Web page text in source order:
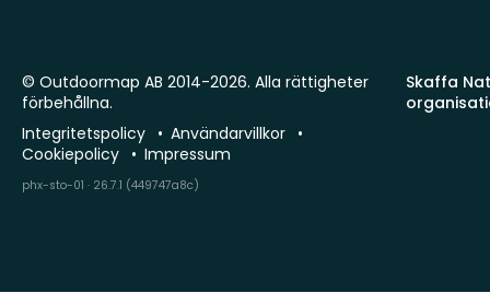
Skaffa
© Outdoormap AB 2014-2026. Alla rättigheter
förbehållna.
Integritetspolicy
Användarvillkor
Cookiepolicy
Impressum
phx-sto-01 · 26.7.1 (449747a8c)